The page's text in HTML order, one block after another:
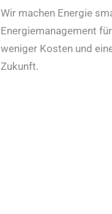
Wir machen Energie
Energiemanagement
weniger Kosten und
Zukunft.